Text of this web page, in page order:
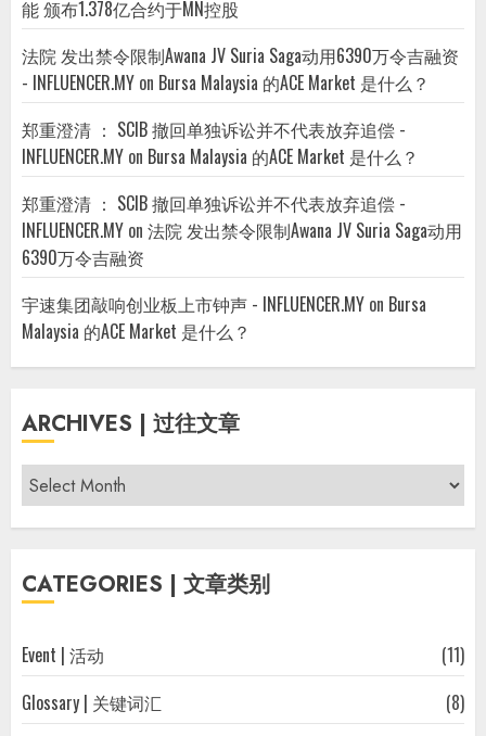
能 颁布1.378亿合约于MN控股
法院 发出禁令限制Awana JV Suria Saga动用6390万令吉融资
- INFLUENCER.MY on Bursa Malaysia 的ACE Market 是什么？
郑重澄清 ： SCIB 撤回单独诉讼并不代表放弃追偿 -
INFLUENCER.MY on Bursa Malaysia 的ACE Market 是什么？
郑重澄清 ： SCIB 撤回单独诉讼并不代表放弃追偿 -
INFLUENCER.MY on 法院 发出禁令限制Awana JV Suria Saga动用
6390万令吉融资
宇速集团敲响创业板上市钟声 - INFLUENCER.MY on Bursa
Malaysia 的ACE Market 是什么？
ARCHIVES | 过往文章
Archives
|
过
文
CATEGORIES | 文章类别
Event | 活动
(11)
Glossary | 关键词汇
(8)